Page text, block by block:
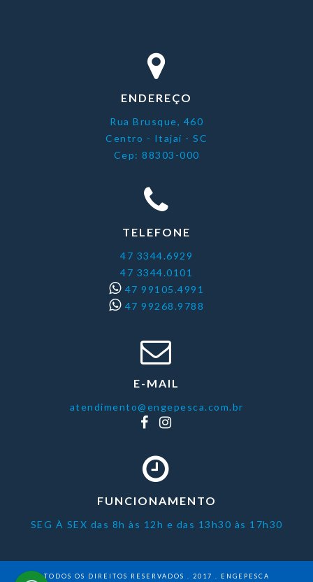
ENDEREÇO
Rua Brusque, 460
Centro - Itajaí - SC
Cep: 88303-000
TELEFONE
47 3344.6929
47 3344.0101
47 99105.4991
47 99268.9788
E-MAIL
atendimento@engepesca.com.br
FUNCIONAMENTO
SEG À SEX das 8h às 12h e das 13h30 às 17h30
TODOS OS DIREITOS RESERVADOS . 2017 . ENGEPESCA